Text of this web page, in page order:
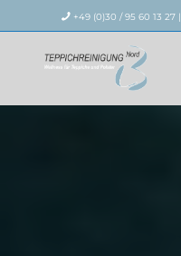
+49 (0)30 / 95 60 13 27 |